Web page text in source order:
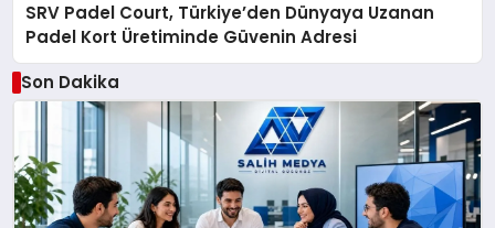
SRV Padel Court, Türkiye’den Dünyaya Uzanan
Padel Kort Üretiminde Güvenin Adresi
Son Dakika